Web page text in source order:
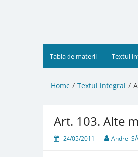
Tabla de materii Textul
Home Textul integral
Art. 103. Alte
24/05/2011 Andrei